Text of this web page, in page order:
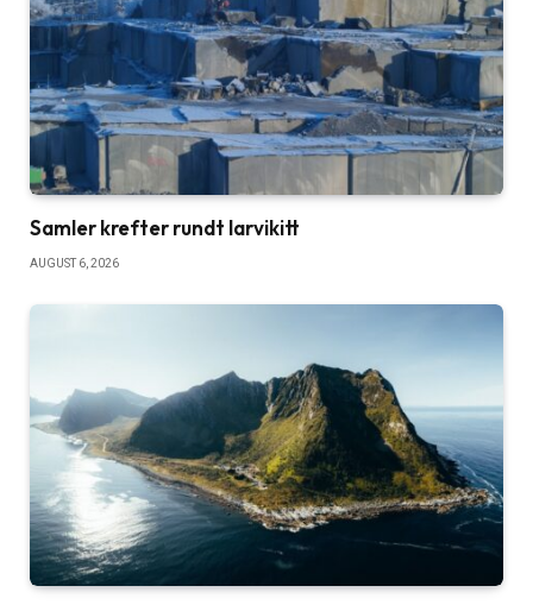
Samler krefter rundt larvikitt
AUGUST 6, 2026